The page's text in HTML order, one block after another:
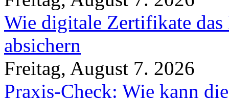
Wie digitale Zertifikate
absichern
Freitag, August 7. 2026
Praxis-Check: Wie kann